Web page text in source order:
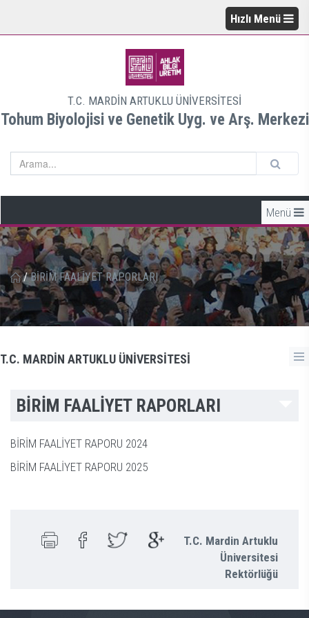
Hızlı Menü
T.C. MARDİN ARTUKLU ÜNİVERSİTESİ
Tohum Biyolojisi ve Genetik Uyg. ve Arş. Merkezi
Menü
/ BİRİM FAALİYET RAPORLARI
T.C. MARDİN ARTUKLU ÜNİVERSİTESİ
BİRİM FAALİYET RAPORLARI
BİRİM FAALİYET RAPORU 2024
BİRİM FAALİYET RAPORU 2025
T.C. Mardin Artuklu
Üniversitesi
Rektörlüğü